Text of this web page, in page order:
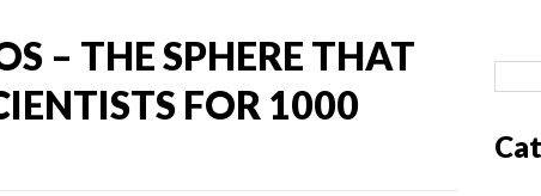
– THE SPHERE THAT
FOR 1000